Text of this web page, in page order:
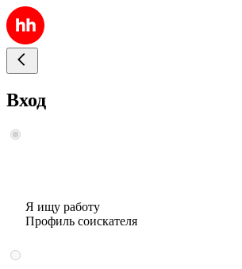
Вход
Я ищу работу
Профиль соискателя